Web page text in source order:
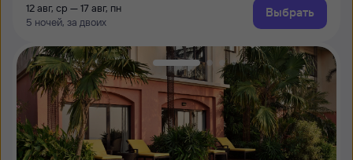
12 авг, ср — 17 авг, пн
5 ночей, за двоих
Выбрать